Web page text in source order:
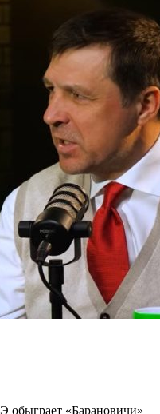
обыграет «Барановичи»